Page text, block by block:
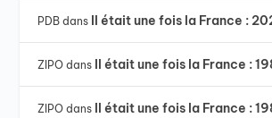
PDB dans Il était une fois la France :
ZIPO dans Il était une fois la France :
ZIPO dans Il était une fois la France :